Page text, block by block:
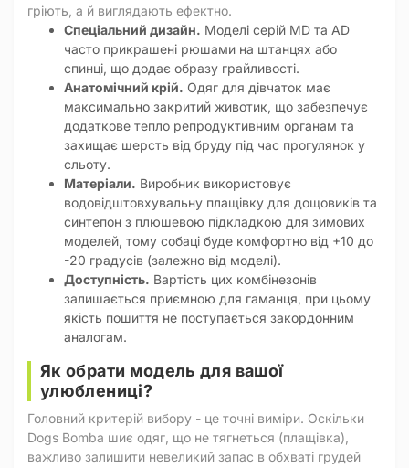
гріють, а й виглядають ефектно.
Спеціальний дизайн. Моделі серій MD та AD
часто прикрашені рюшами на штанцях або
спинці, що додає образу грайливості.
Анатомічний крій. Одяг для дівчаток має
максимально закритий животик, що забезпечує
додаткове тепло репродуктивним органам та
захищає шерсть від бруду під час прогулянок у
сльоту.
Матеріали. Виробник використовує
водовідштовхувальну плащівку для дощовиків та
синтепон з плюшевою підкладкою для зимових
моделей, тому собаці буде комфортно від +10 до
-20 градусів (залежно від моделі).
Доступність. Вартість цих комбінезонів
залишається приємною для гаманця, при цьому
якість пошиття не поступається закордонним
аналогам.
Як обрати модель для вашої
улюблениці?
Головний критерій вибору - це точні виміри. Оскільки
Dogs Bomba шиє одяг, що не тягнеться (плащівка),
важливо залишити невеликий запас в обхваті грудей